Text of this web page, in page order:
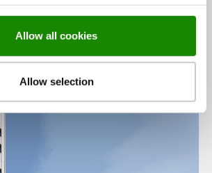
Allow all cookies
Allow selection
és SportközpontA proje...